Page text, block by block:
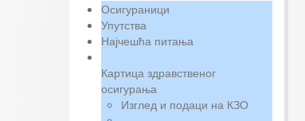
Осигураници
Упутства
Најчешћа питања
Картица здравственог
осигурања
Изглед и подаци на КЗО